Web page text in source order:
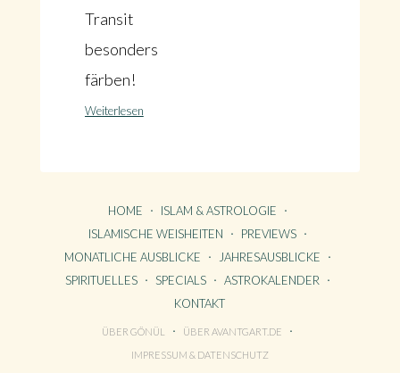
Transit
besonders
färben!
Weiterlesen
HOME
ISLAM & ASTROLOGIE
ISLAMISCHE WEISHEITEN
PREVIEWS
MONATLICHE AUSBLICKE
JAHRESAUSBLICKE
SPIRITUELLES
SPECIALS
ASTROKALENDER
KONTAKT
ÜBER GÖNÜL
ÜBER AVANTGART.DE
IMPRESSUM & DATENSCHUTZ